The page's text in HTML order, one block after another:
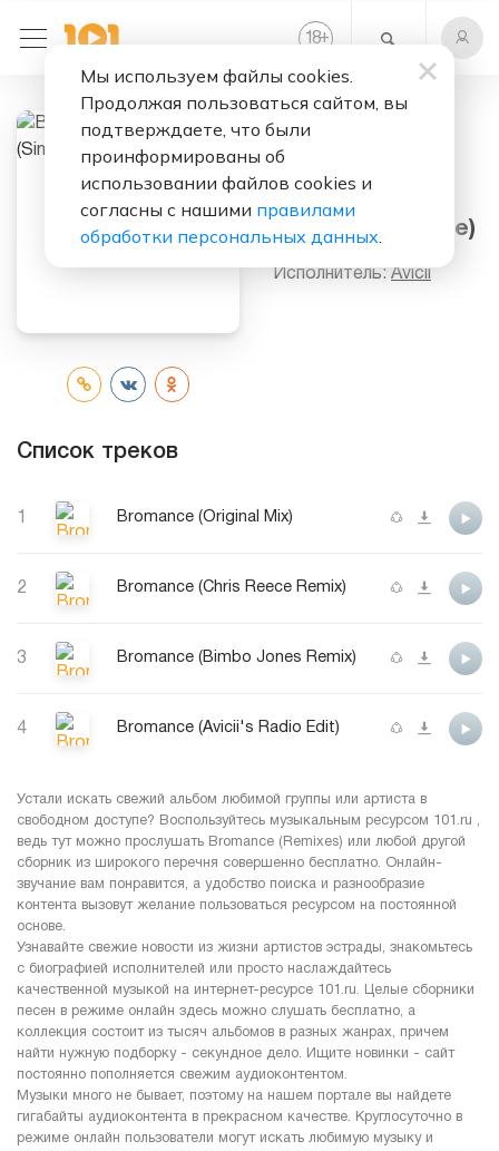
18+
Слушать бесплатно
(Remixes) (Single)
Исполнитель: Avicii
Список треков
1 Bromance (Original Mix)
2 Bromance (Chris Reece Remix)
3 Bromance (Bimbo Jones Remix)
4 Bromance (Avicii's Radio Edit)
Устали искать свежий альбом любимой группы или артиста в
свободном доступе? Воспользуйтесь музыкальным ресурсом 101.ru ,
ведь тут можно прослушать Bromance (Remixes) или любой другой
сборник из широкого перечня совершенно бесплатно. Онлайн-
звучание вам понравится, а удобство поиска и разнообразие
контента вызовут желание пользоваться ресурсом на постоянной
основе.
Узнавайте свежие новости из жизни артистов эстрады, знакомьтесь
с биографией исполнителей или просто наслаждайтесь
качественной музыкой на интернет-ресурсе 101.ru. Целые сборники
песен в режиме онлайн здесь можно слушать бесплатно, а
коллекция состоит из тысяч альбомов в разных жанрах, причем
найти нужную подборку - секундное дело. Ищите новинки - сайт
постоянно пополняется свежим аудиоконтентом.
Музыки много не бывает, поэтому на нашем портале вы найдете
гигабайты аудиоконтента в прекрасном качестве. Круглосуточно в
режиме онлайн пользователи могут искать любимую музыку и
Мы используем файлы cookies.
Продолжая пользоваться сайтом, вы
подтверждаете, что были
проинформированы об
использовании файлов cookies и
согласны с нашими правилами
обработки персональных данных.